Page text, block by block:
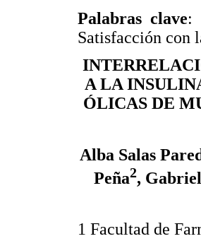
Palabras clave:
Satisfacción con
A LA
ÓLICAS DE
Alba Salas
Peña2,
1 Facultad de